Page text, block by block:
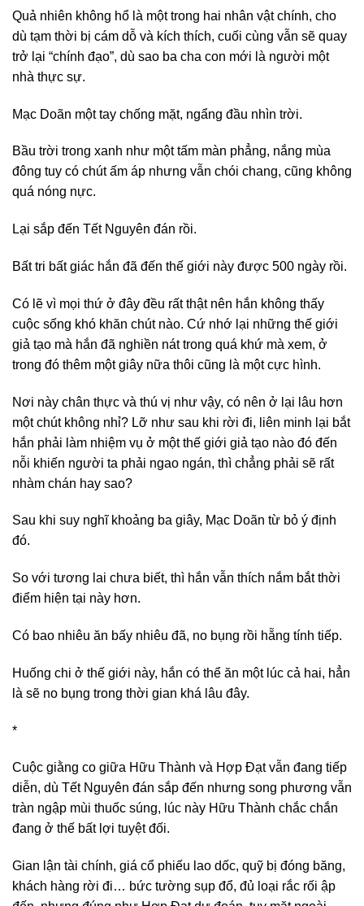
Quả nhiên không hổ là một trong hai nhân vật chính, cho
dù tạm thời bị cám dỗ và kích thích, cuối cùng vẫn sẽ quay
trở lại “chính đạo”, dù sao ba cha con mới là người một
nhà thực sự.
Mạc Doãn một tay chống mặt, ngẩng đầu nhìn trời.
Bầu trời trong xanh như một tấm màn phẳng, nắng mùa
đông tuy có chút ấm áp nhưng vẫn chói chang, cũng không
quá nóng nực.
Lại sắp đến Tết Nguyên đán rồi.
Bất tri bất giác hắn đã đến thế giới này được 500 ngày rồi.
Có lẽ vì mọi thứ ở đây đều rất thật nên hắn không thấy
cuộc sống khó khăn chút nào. Cứ nhớ lại những thế giới
giả tạo mà hắn đã nghiền nát trong quá khứ mà xem, ở
trong đó thêm một giây nữa thôi cũng là một cực hình.
Nơi này chân thực và thú vị như vậy, có nên ở lại lâu hơn
một chút không nhỉ? Lỡ như sau khi rời đi, liên minh lại bắt
hắn phải làm nhiệm vụ ở một thế giới giả tạo nào đó đến
nỗi khiến người ta phải ngao ngán, thì chẳng phải sẽ rất
nhàm chán hay sao?
Sau khi suy nghĩ khoảng ba giây, Mạc Doãn từ bỏ ý định
đó.
So với tương lai chưa biết, thì hắn vẫn thích nắm bắt thời
điểm hiện tại này hơn.
Có bao nhiêu ăn bấy nhiêu đã, no bụng rồi hẵng tính tiếp.
Huống chi ở thế giới này, hắn có thể ăn một lúc cả hai, hẳn
là sẽ no bụng trong thời gian khá lâu đây.
*
Cuộc giằng co giữa Hữu Thành và Hợp Đạt vẫn đang tiếp
diễn, dù Tết Nguyên đán sắp đến nhưng song phương vẫn
tràn ngập mùi thuốc súng, lúc này Hữu Thành chắc chắn
đang ở thế bất lợi tuyệt đối.
Gian lận tài chính, giá cổ phiếu lao dốc, quỹ bị đóng băng,
khách hàng rời đi… bức tường sụp đổ, đủ loại rắc rối ập